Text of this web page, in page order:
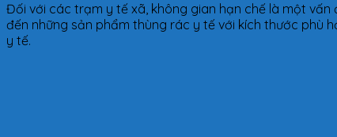
Đối với các trạm y tế xã, không gian hạn chế là một
đến những sản phẩm thùng rác y tế với kích thước phù
y tế.